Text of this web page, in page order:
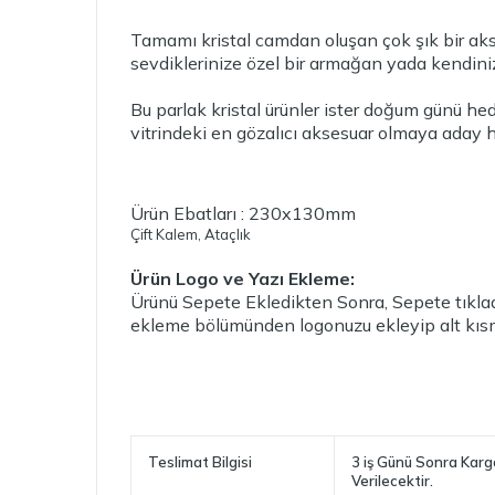
Tamamı kristal camdan oluşan çok şık bir
sevdiklerinize özel bir armağan yada
Bu parlak kristal ürünler ister doğum günü
vitrindeki en gözalıcı aksesuar olmaya aday
Ürün Ebatları : 230x130mm
Çift Kalem, Ataçlık
Ürün Logo ve Yazı Ekleme:
Ürünü Sepete Ekledikten Sonra, Sepete
ekleme bölümünden logonuzu ekleyip alt
Teslimat Bilgisi
3 iş Günü Sonra
Verilecektir.